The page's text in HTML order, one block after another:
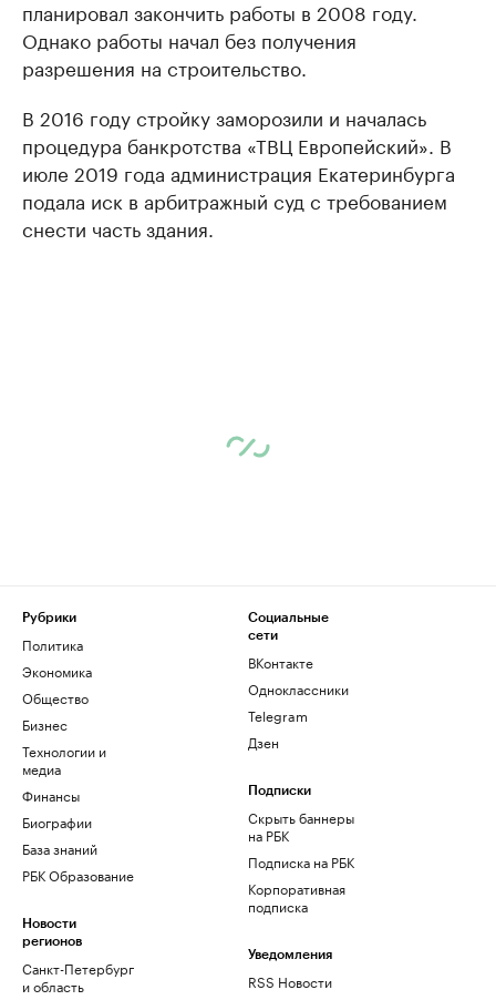
планировал закончить работы в 2008 году.
Однако работы начал без получения
разрешения на строительство.
В 2016 году стройку заморозили и началась
процедура банкротства «ТВЦ Европейский». В
июле 2019 года администрация Екатеринбурга
подала иск в арбитражный суд с требованием
снести часть здания.
Рубрики
Политика
Экономика
Общество
Бизнес
Технологии и
медиа
Финансы
Биографии
База знаний
РБК Образование
Новости
регионов
Санкт-Петербург
и область
Социальные
сети
ВКонтакте
Одноклассники
Telegram
Дзен
Подписки
Скрыть баннеры
на РБК
Подписка на РБК
Корпоративная
подписка
Уведомления
RSS Новости